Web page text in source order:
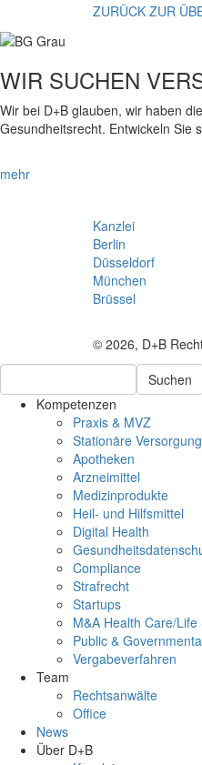
ZURÜCK ZUR
WIR SUCHEN
Wir bei D+B glauben, wir haben
Gesundheitsrecht. Entwickeln Sie
mehr
Kanzlei
Berlin
Düsseldorf
München
Brüssel
© 2026, D+B
Suchen
Kompetenzen
Praxis & MVZ
Stationäre Versorgung
Apotheken
Arzneimittel
Medizinprodukte
Heil- und Hilfsmittel
Digital Health
Compliance
Strafrecht
Startups
M&A Health Care/Life
Public &
Vergabeverfahren
Team
Rechtsanwälte
Office
News
Über D+B